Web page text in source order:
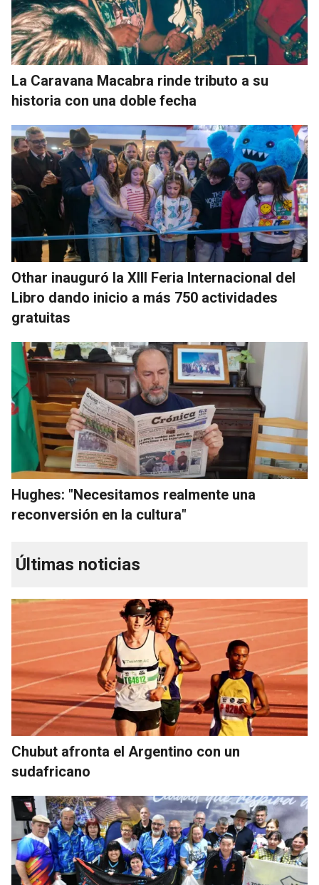
La Caravana Macabra rinde tributo a su
historia con una doble fecha
Othar inauguró la XIII Feria Internacional del
Libro dando inicio a más 750 actividades
gratuitas
Hughes: "Necesitamos realmente una
reconversión en la cultura"
Últimas noticias
Chubut afronta el Argentino con un
sudafricano